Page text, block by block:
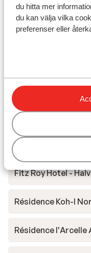
du hitta mer
du kan välja vilka
preferenser eller
Andra
Résidence Les
Hotel Koh-I Nor
Hotel Le Sherpa Val
Fitz Roy Hotel -
Résidence Koh-I Nor
Résidence l'Arcelle